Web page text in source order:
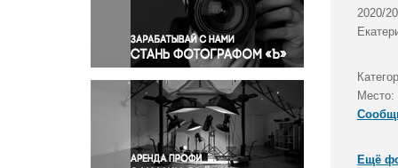
Правосудие
Происшествия и конфликты
Религия
Светская жизнь
Спорт
Экология
Экономика и бизнес
2020/
Место:
Ещё